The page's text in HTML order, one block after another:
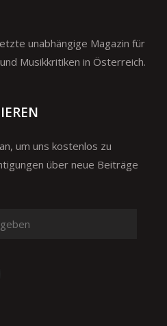
unabhängige Magazin für
Musikkritiken in Österreich.
um uns kostenlos zu
über neue Beiträge